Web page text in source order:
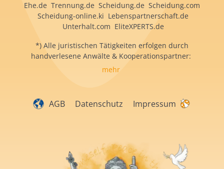
Ehe.de Trennung.de Scheidung.de Scheidung.com
Scheidung-online.ki Lebenspartnerschaft.de
Unterhalt.com EliteXPERTS.de
*) Alle juristischen Tätigkeiten erfolgen durch
handverlesene Anwälte & Kooperationspartner:
mehr
AGB Datenschutz Impressum